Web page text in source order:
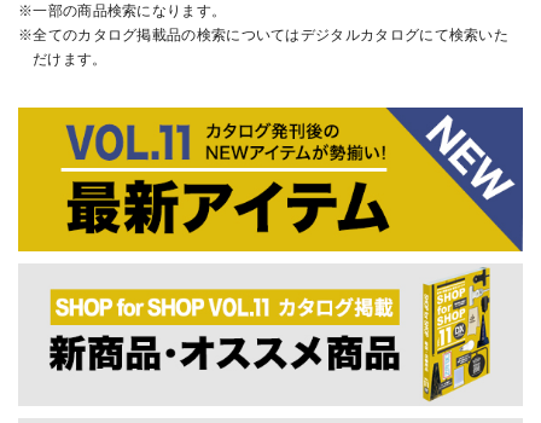
一部の商品検索になります。
全てのカタログ掲載品の検索についてはデジタルカタログにて検索いた
だけます。